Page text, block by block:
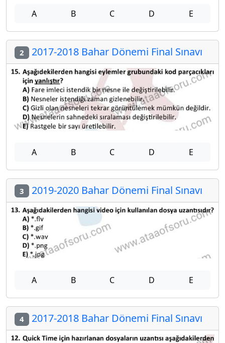
A B C D E
2 2017-2018 Bahar Dönemi Final Sınavı
A B C D E
3 2019-2020 Bahar Dönemi Final Sınavı
A B C D E
4 2017-2018 Bahar Dönemi Final Sınavı